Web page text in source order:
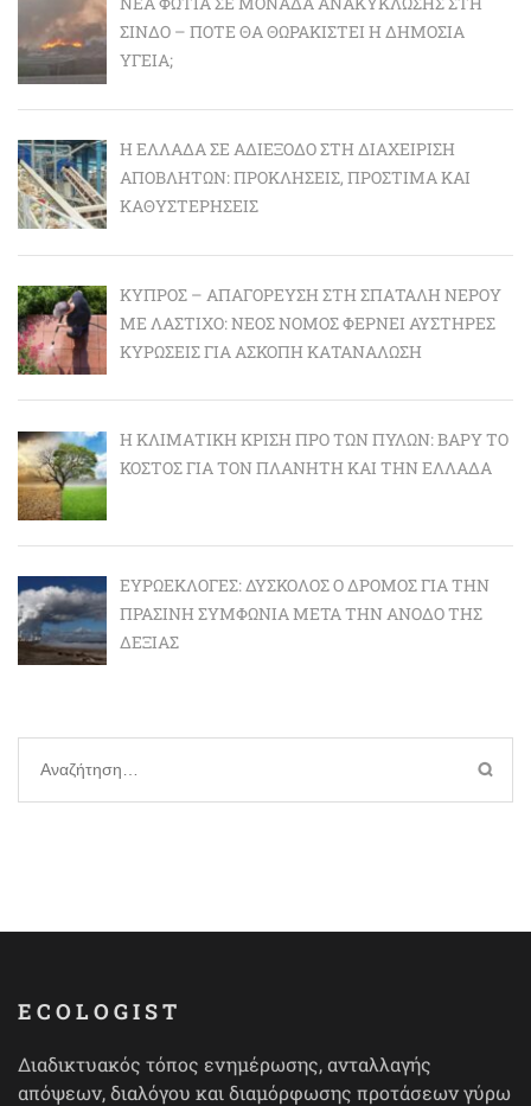
ΣΊΝΔΟ – ΠΌΤΕ ΘΑ ΘΩΡΑΚΙΣΤΕΊ Η ΔΗΜΌΣΙΑ
ΥΓΕΊΑ;
Η ΕΛΛΆΔΑ ΣΕ ΑΔΙΈΞΟΔΟ ΣΤΗ ΔΙΑΧΕΊΡΙΣΗ
ΑΠΟΒΛΉΤΩΝ: ΠΡΟΚΛΉΣΕΙΣ, ΠΡΌΣΤΙΜΑ ΚΑΙ
ΚΑΘΥΣΤΕΡΉΣΕΙΣ
ΚΎΠΡΟΣ – ΑΠΑΓΌΡΕΥΣΗ ΣΤΗ ΣΠΑΤΆΛΗ ΝΕΡΟΎ
ΜΕ ΛΆΣΤΙΧΟ: ΝΈΟΣ ΝΌΜΟΣ ΦΈΡΝΕΙ ΑΥΣΤΗΡΈΣ
ΚΥΡΏΣΕΙΣ ΓΙΑ ΆΣΚΟΠΗ ΚΑΤΑΝΆΛΩΣΗ
Η ΚΛΙΜΑΤΙΚΉ ΚΡΊΣΗ ΠΡΟ ΤΩΝ ΠΥΛΏΝ: BΑΡΎ ΤΟ
ΚΌΣΤΟΣ ΓΙΑ ΤΟΝ ΠΛΑΝΉΤΗ ΚΑΙ ΤΗΝ ΕΛΛΆΔΑ
ΕΥΡΩΕΚΛΟΓΈΣ: ΔΎΣΚΟΛΟΣ Ο ΔΡΌΜΟΣ ΓΙΑ ΤΗΝ
ΠΡΆΣΙΝΗ ΣΥΜΦΩΝΊΑ ΜΕΤΆ ΤΗΝ ΆΝΟΔΟ ΤΗΣ
ΔΕΞΙΆΣ
Αναζήτηση
για:
ECOLOGIST
Διαδικτυακός τόπος ενημέρωσης, ανταλλαγής
απόψεων, διαλόγου και διαμόρφωσης προτάσεων γύρω